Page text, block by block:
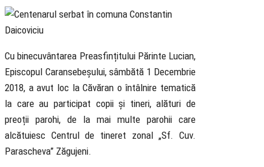
Cu binecuvântarea Preasfințitului Părinte Lucian,
Episcopul Caransebeșului, sâmbătă 1 Decembrie
2018, a avut loc la Căvăran o întâlnire tematică
la care au participat copii și tineri, alături de
preoții parohi, de la mai multe parohii care
alcătuiesc Centrul de tineret zonal „Sf. Cuv.
Parascheva” Zăgujeni.